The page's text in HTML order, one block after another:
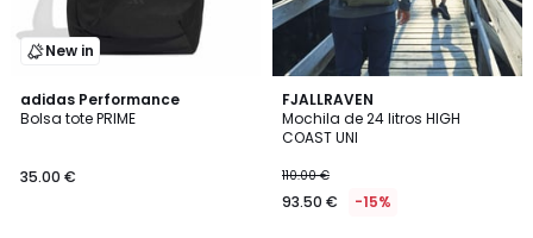
New in
adidas Performance
Bolsa tote PRIME
35.00 €
4,9
/ 5
FJALLRAVEN
Mochila de 24 litros HIGH
COAST UNI
110.00 €
93.50 € -15%
4,7
/ 5
5
Colores